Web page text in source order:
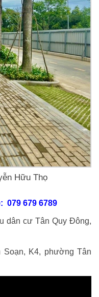
Hữu Thọ
079 679 6789
dân cư Tân Quy Đông,
Soạn, K4, phường Tân